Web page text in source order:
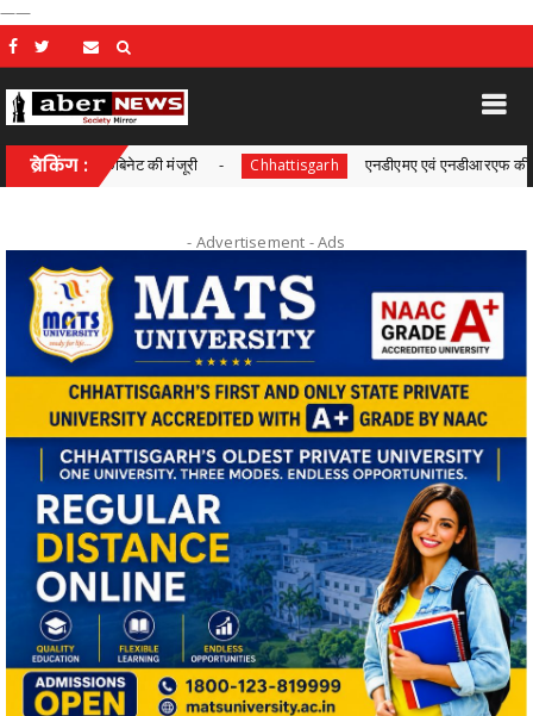
——
ब्रेकिंग :
कैबिनेट की मंजूरी Chhattisgarh एनडीएमए एवं एनडीआरएफ की संयुक्त बैठक
- Advertisement -Ads